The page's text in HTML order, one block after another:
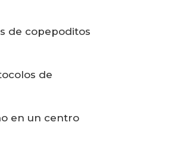
de copepoditos
de
en un centro